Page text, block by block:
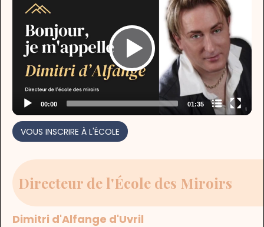
00:00 01:35
VOUS INSCRIRE À L'ÉCOLE
Directeur de l'École des Miroirs
Dimitri d'Alfange d'Uvril